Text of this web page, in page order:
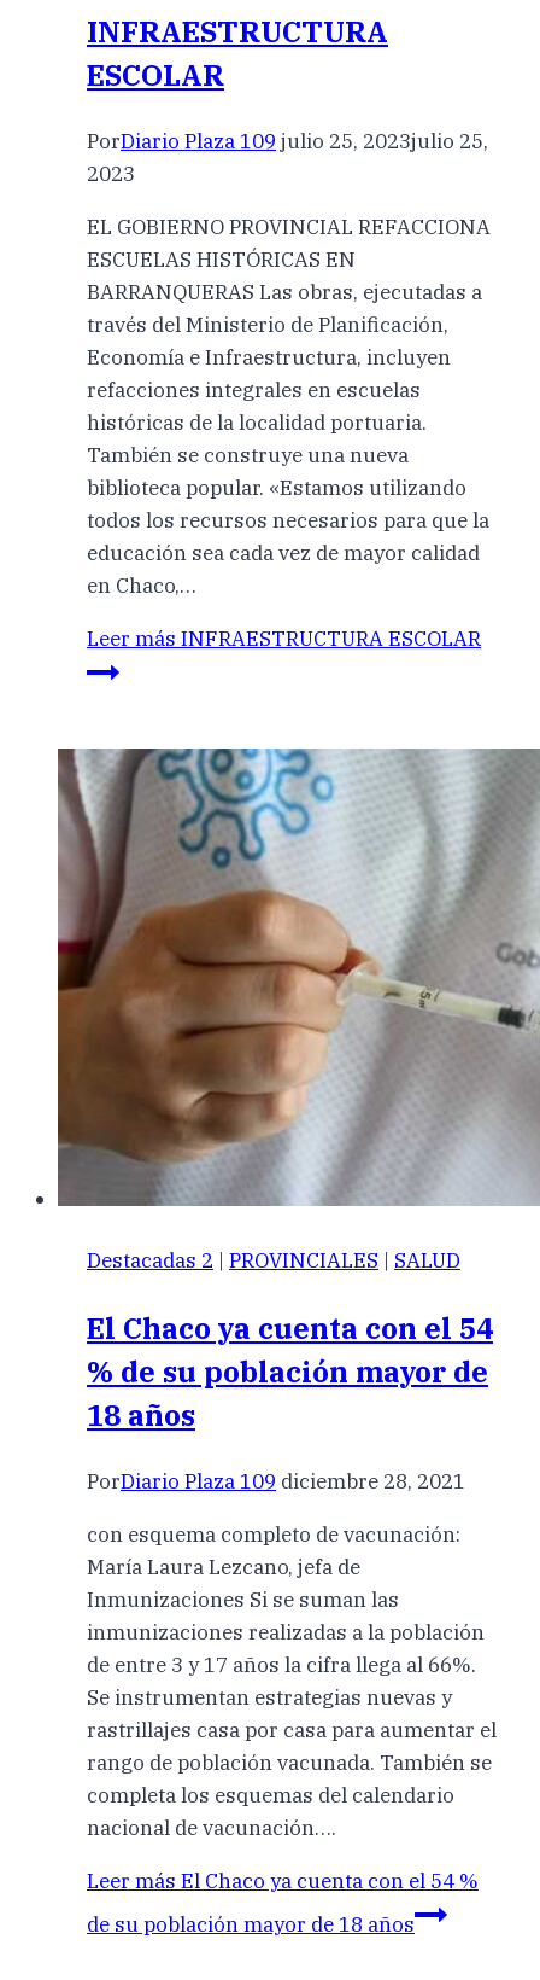
INFRAESTRUCTURA
ESCOLAR
PorDiario Plaza 109 julio 25, 2023julio 25,
2023
EL GOBIERNO PROVINCIAL REFACCIONA
ESCUELAS HISTÓRICAS EN
BARRANQUERAS Las obras, ejecutadas a
través del Ministerio de Planificación,
Economía e Infraestructura, incluyen
refacciones integrales en escuelas
históricas de la localidad portuaria.
También se construye una nueva
biblioteca popular. «Estamos utilizando
todos los recursos necesarios para que la
educación sea cada vez de mayor calidad
en Chaco,…
Leer más INFRAESTRUCTURA ESCOLAR
Destacadas 2 | PROVINCIALES | SALUD
El Chaco ya cuenta con el 54
% de su población mayor de
18 años
PorDiario Plaza 109 diciembre 28, 2021
con esquema completo de vacunación:
María Laura Lezcano, jefa de
Inmunizaciones Si se suman las
inmunizaciones realizadas a la población
de entre 3 y 17 años la cifra llega al 66%.
Se instrumentan estrategias nuevas y
rastrillajes casa por casa para aumentar el
rango de población vacunada. También se
completa los esquemas del calendario
nacional de vacunación….
Leer más El Chaco ya cuenta con el 54 %
de su población mayor de 18 años